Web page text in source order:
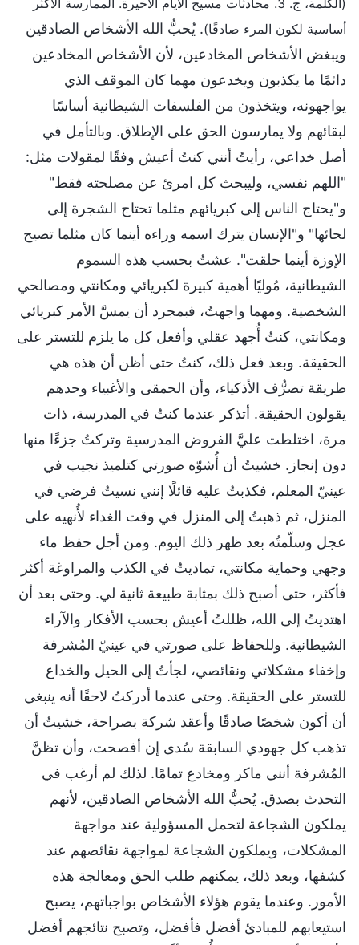
أساسية لكون المرء صادقًا). يُحبُّ الله الأشخاص الصادقين
ويبغض الأشخاص المخادعين، لأن الأشخاص المخادعين
دائمًا ما يكذبون ويخدعون مهما كان الموقف الذي
يواجهونه، ويتخذون من الفلسفات الشيطانية أساسًا
لبقائهم ولا يمارسون الحق على الإطلاق. وبالتأمل في
أصل خداعي، رأيتُ أنني كنتُ أعيش وفقًا لمقولات مثل:
"اللهم نفسي، وليبحث كل امرئ عن مصلحته فقط"
و"يحتاج الناس إلى كبريائهم مثلما تحتاج الشجرة إلى
لحائها" و"الإنسان يترك اسمه وراءه أينما كان مثلما تصيح
الإوزة أينما حلقت". عشتُ بحسب هذه السموم
الشيطانية، مُوليًا أهمية كبيرة لكبريائي ومكانتي ومصالحي
الشخصية. ومهما واجهتُ، فبمجرد أن يمسَّ الأمر كبريائي
ومكانتي، كنتُ أُجهد عقلي وأفعل كل ما يلزم للتستر على
الحقيقة. وبعد فعل ذلك، كنتُ حتى أظن أن هذه هي
طريقة تصرُّف الأذكياء، وأن الحمقى والأغبياء وحدهم
يقولون الحقيقة. أتذكر عندما كنتُ في المدرسة، ذات
مرة، اختلطت عليَّ الفروض المدرسية وتركتُ جزءًا منها
دون إنجاز. خشيتُ أن أُشوّه صورتي كتلميذ نجيب في
عينيّ المعلم، فكذبتُ عليه قائلًا إنني نسيتُ فرضي في
المنزل، ثم ذهبتُ إلى المنزل في وقت الغداء لأُنهيه على
عجل وسلّمتُه بعد ظهر ذلك اليوم. ومن أجل حفظ ماء
وجهي وحماية مكانتي، تماديتُ في الكذب والمراوغة أكثر
فأكثر، حتى أصبح ذلك بمثابة طبيعة ثانية لي. وحتى بعد أن
اهتديتُ إلى الله، ظللتُ أعيش بحسب الأفكار والآراء
الشيطانية. وللحفاظ على صورتي في عينيّ المُشرفة
وإخفاء مشكلاتي ونقائصي، لجأتُ إلى الحيل والخداع
للتستر على الحقيقة. وحتى عندما أدركتُ لاحقًا أنه ينبغي
أن أكون شخصًا صادقًا وأعقد شركة بصراحة، خشيتُ أن
تذهب كل جهودي السابقة سُدى إن أفصحت، وأن تظنَّ
المُشرفة أنني ماكر ومخادع تمامًا. لذلك لم أرغب في
التحدث بصدق. يُحبُّ الله الأشخاص الصادقين، لأنهم
يملكون الشجاعة لتحمل المسؤولية عند مواجهة
المشكلات، ويملكون الشجاعة لمواجهة نقائصهم عند
كشفها، وبعد ذلك، يمكنهم طلب الحق ومعالجة هذه
الأمور. وعندما يقوم هؤلاء الأشخاص بواجباتهم، يصبح
استيعابهم للمبادئ أفضل فأفضل، وتصبح نتائجهم أفضل